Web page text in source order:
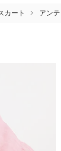
カート アン